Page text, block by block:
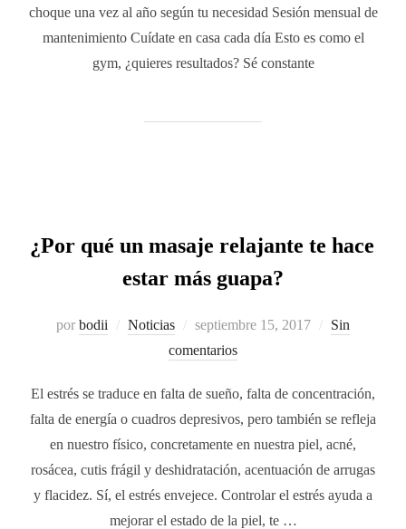
choque una vez al año según tu necesidad Sesión mensual de
mantenimiento Cuídate en casa cada día Esto es como el
gym, ¿quieres resultados? Sé constante
¿Por qué un masaje relajante te hace
estar más guapa?
por bodii Noticias septiembre 15, 2017
Sin
comentarios
El estrés se traduce en falta de sueño, falta de concentración,
falta de energía o cuadros depresivos, pero también se refleja
en nuestro físico, concretamente en nuestra piel, acné,
rosácea, cutis frágil y deshidratación, acentuación de arrugas
y flacidez. Sí, el estrés envejece. Controlar el estrés ayuda a
mejorar el estado de la piel, te …